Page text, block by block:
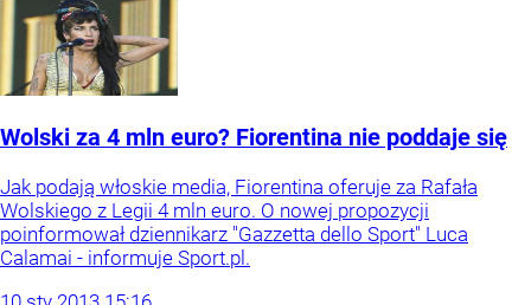
Wolski za 4 mln euro? Fiorentina nie poddaje się
Jak podają włoskie media, Fiorentina oferuje za Rafała
Wolskiego z Legii 4 mln euro. O nowej propozycji
poinformował dziennikarz "Gazzetta dello Sport" Luca
Calamai - informuje Sport.pl.